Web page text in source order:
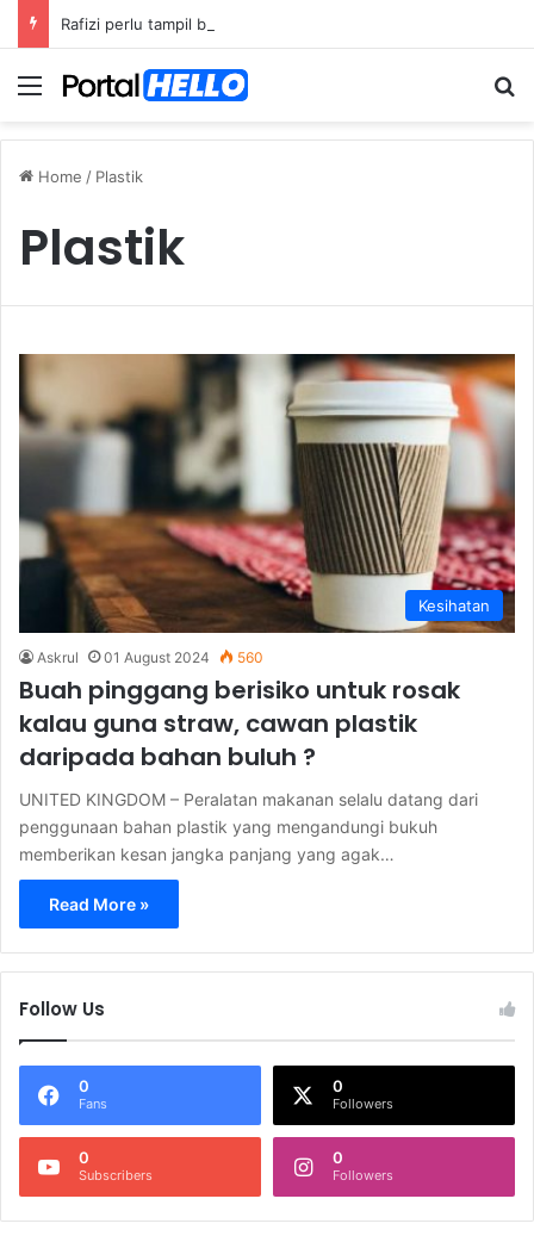
Menu
Home / Plastik
Plastik
Kesihatan
Askrul 01 August 2024 560
Buah pinggang berisiko untuk rosak
kalau guna straw, cawan plastik
daripada bahan buluh ?
UNITED KINGDOM – Peralatan makanan selalu datang dari
penggunaan bahan plastik yang mengandungi bukuh
memberikan kesan jangka panjang yang agak…
Read More »
Follow Us
0
Fans
0
Followers
0
Subscribers
0
Followers